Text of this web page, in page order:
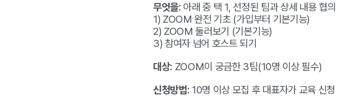
무엇을: 아래 중 택 1, 선정된 팀과 상세 내용 협의
1) ZOOM 완전 기초 (가입부터 기본기능)
2) ZOOM 둘러보기 (기본기능)
3) 참여자 넘어 호스트 되기
대상: ZOOM이 궁금한 3팀(10명 이상 필수)
신청방법: 10명 이상 모집 후 대표자가 교육 신청